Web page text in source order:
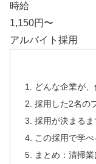
時給
1,150円〜
アルバイト採用
どんな企業が
採用した2名の
採用が決まる
この採用で学
まとめ：清掃